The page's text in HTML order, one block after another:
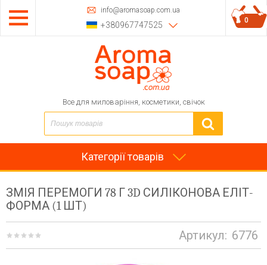
info@aromasoap.com.ua
+380967747525
Все для миловаріння, косметики, свічок
0
Категорії товарів
ЗМІЯ ПЕРЕМОГИ 78 Г 3D СИЛІКОНОВА ЕЛІТ-
ФОРМА (1 ШТ)
Артикул: 6776